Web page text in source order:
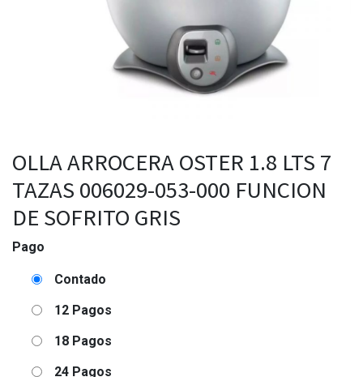
OLLA ARROCERA OSTER 1.8 LTS 7
TAZAS 006029-053-000 FUNCION
DE SOFRITO GRIS
Pago
Contado
12 Pagos
18 Pagos
24 Pagos